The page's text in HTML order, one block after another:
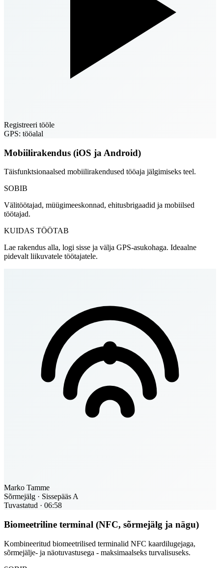
Registreeri tööle
GPS: tööalal
Mobiilirakendus (iOS ja Android)
Täisfunktsionaalsed mobiilirakendused tööaja jälgimiseks teel.
SOBIB
Välitöötajad, müügimeeskonnad, ehitusbrigaadid ja mobiilsed
töötajad.
KUIDAS TÖÖTAB
Lae rakendus alla, logi sisse ja välja GPS-asukohaga. Ideaalne
pidevalt liikuvatele töötajatele.
Marko Tamme
Sõrmejälg · Sissepääs A
Tuvastatud · 06:58
Biomeetriline terminal (NFC, sõrmejälg ja nägu)
Kombineeritud biomeetrilised terminalid NFC kaardilugejaga,
sõrmejälje- ja näotuvastusega - maksimaalseks turvalisuseks.